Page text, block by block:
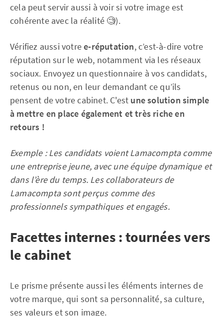
cela peut servir aussi à voir si votre image est
cohérente avec la réalité 🧐).
Vérifiez aussi votree-réputation, c’est-à-dire votre
réputation sur le web, notamment via les réseaux
sociaux. Envoyez un questionnaire à vos candidats,
retenus ou non, en leur demandant ce qu’ils
pensent de votre cabinet. C'est une solution simple
à mettre en place également et très riche en
retours !
Exemple : Les candidats voient Lamacompta comme
une entreprise jeune, avec une équipe dynamique et
dans l’ère du temps. Les collaborateurs de
Lamacompta sont perçus comme des
professionnels sympathiques et engagés.
Facettes internes : tournées vers
le cabinet
Le prisme présente aussi les éléments internes de
votre marque, qui sont sa personnalité, sa culture,
ses valeurs et son image.